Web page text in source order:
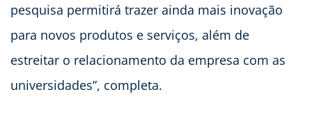
pesquisa permitirá trazer ainda mais inovação
para novos produtos e serviços, além de
estreitar o relacionamento da empresa com as
universidades”, completa.